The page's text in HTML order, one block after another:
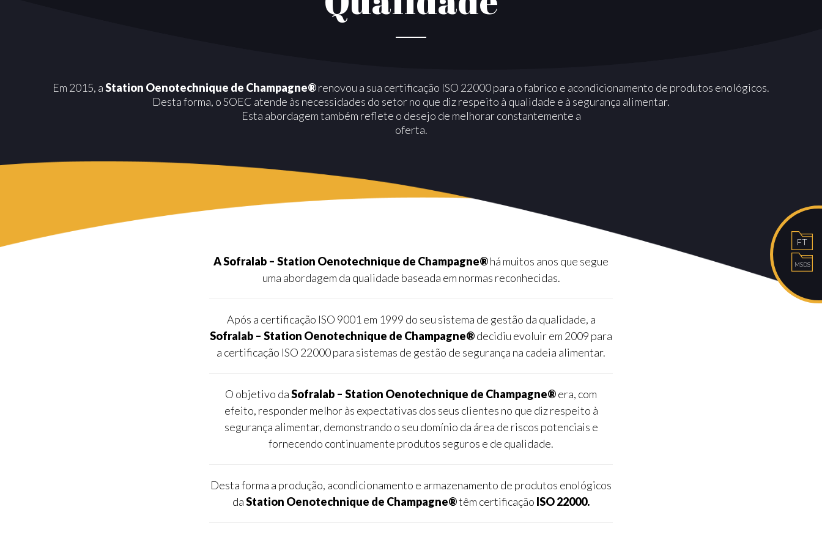
FT
MSDS
Em 2015, aStation Oenotechnique de Champagne®renovou a sua certificação ISO 22000 para o fabrico e acondicionamento de produtos enológicos.
Desta forma, o SOEC atende às necessidades do setor no que diz respeito à qualidade e à segurança alimentar.
Esta abordagem também reflete o desejo de melhorar constantemente a
oferta.
A Sofralab – Station Oenotechnique de Champagne®há muitos anos que segue
uma abordagem da qualidade baseada em normas reconhecidas.
Após a certificação ISO 9001 em 1999 do seu sistema de gestão da qualidade, a
Sofralab – Station Oenotechnique de Champagne®decidiu evoluir em 2009 para
a certificação ISO 22000 para sistemas de gestão de segurança na cadeia alimentar.
O objetivo daSofralab – Station Oenotechnique de Champagne®era, com
efeito, responder melhor às expectativas dos seus clientes no que diz respeito à
segurança alimentar, demonstrando o seu domínio da área de riscos potenciais e
fornecendo continuamente produtos seguros e de qualidade.
Desta forma a produção, acondicionamento e armazenamento de produtos enológicos
daStation Oenotechnique de Champagne®têm certificação ISO 22000.